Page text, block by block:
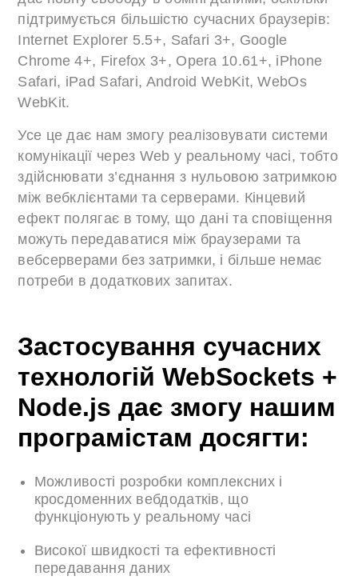
підтримується більшістю сучасних браузерів:
Internet Explorer 5.5+, Safari 3+, Google
Chrome 4+, Firefox 3+, Opera 10.61+, iPhone
Safari, iPad Safari, Android WebKit, WebOs
WebKit.
Усе це дає нам змогу реалізовувати системи
комунікації через Web у реальному часі, тобто
здійснювати з’єднання з нульовою затримкою
між вебклієнтами та серверами. Кінцевий
ефект полягає в тому, що дані та сповіщення
можуть передаватися між браузерами та
вебсерверами без затримки, і більше немає
потреби в додаткових запитах.
Застосування сучасних
технологій WebSockets +
Node.js дає змогу нашим
програмістам досягти:
Можливості розробки комплексних і
кросдоменних вебдодатків, що
функціонують у реальному часі
Високої швидкості та ефективності
передавання даних